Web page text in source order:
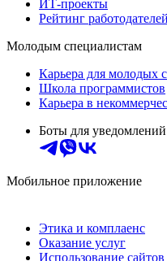
ИТ-проекты
Рейтинг
Молодым специалистам
Карьера для молодых
Школа программистов
Карьера в
Боты для уведомлений
Мобильное приложение
Этика и комплаенс
Оказание услуг
Использование сайтов